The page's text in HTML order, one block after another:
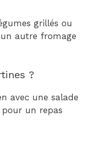
grillés ou
autre fromage
?
avec une salade
un repas